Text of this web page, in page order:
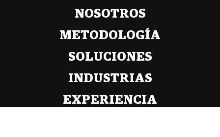
NOSOTROS
METODOLOGÍA
SOLUCIONES
INDUSTRIAS
EXPERIENCIA